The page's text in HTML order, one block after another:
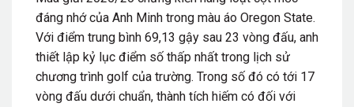
đáng nhớ của Anh Minh trong màu áo Oregon State.
Với điểm trung bình 69,13 gậy sau 23 vòng đấu, anh
thiết lập kỷ lục điểm số thấp nhất trong lịch sử
chương trình golf của trường. Trong số đó có tới 17
vòng đấu dưới chuẩn, thành tích hiếm có đối với